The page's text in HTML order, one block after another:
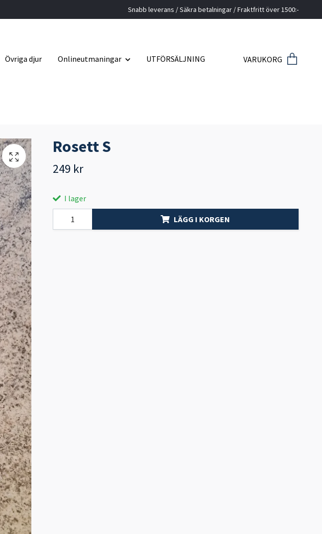
Snabb leverans / Säkra betalningar / Fraktfritt över 1500:-
Övriga djur Onlineutmaningar UTFÖRSÄLJNING VARUKORG
Rosett S
249 kr
I lager
LÄGG I KORGEN